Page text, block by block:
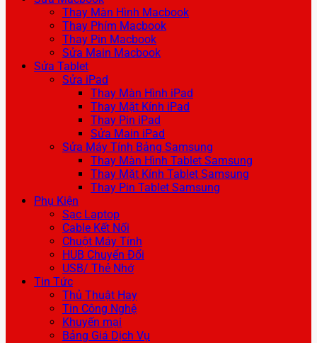
Thay Màn Hình Macbook
Thay Phím Macbook
Thay Pin Macbook
Sửa Main Macbook
Sửa Tablet
Sửa iPad
Thay Màn Hình iPad
Thay Mặt Kính iPad
Thay Pin iPad
Sửa Main iPad
Sửa Máy Tính Bảng Samsung
Thay Màn Hình Tablet Samsung
Thay Mặt Kính Tablet Samsung
Thay Pin Tablet Samsung
Phụ Kiện
Sạc Laptop
Cable Kết Nối
Chuột Máy Tính
HUB Chuyển Đổi
USB/ Thẻ Nhớ
Tin Tức
Thủ Thuật Hay
Tin Công Nghệ
Khuyến mại
Bảng Giá Dịch Vụ